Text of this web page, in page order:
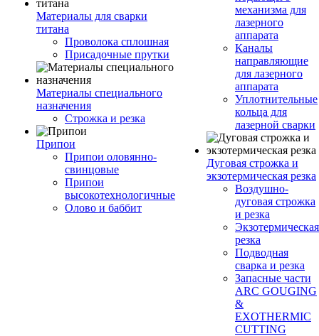
Материалы для сварки
титана
Проволока сплошная
Присадочные прутки
Материалы специального
назначения
Строжка и резка
Припои
Припои оловянно-
свинцовые
Припои
высокотехнологичные
Олово и баббит
механизма для
лазерного
аппарата
Каналы
направляющие
для лазерного
аппарата
Уплотнительные
кольца для
лазерной сварки
Дуговая строжка и
экзотермическая резка
Воздушно-
дуговая строжка
и резка
Экзотермическая
резка
Подводная
сварка и резка
Запасные части
ARC GOUGING
&
EXOTHERMIC
CUTTING